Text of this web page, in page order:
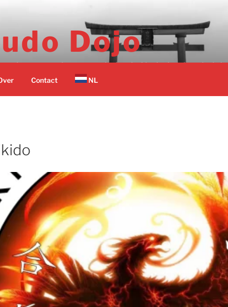
Dojo
over vechtsport scholen in Nederland op 1 plek.
Contact NL